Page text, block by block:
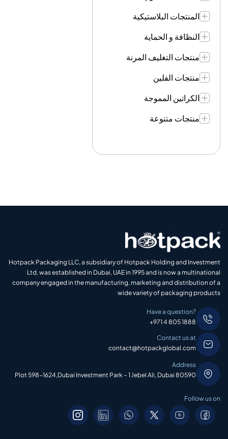
المنتجات البلاستيكية
النظافة و الحماية
منتجات التغليف المرنة
منتجات الفلين
الكراتين المموجة
منتجات متنوعة
Hotpack Packaging LLC, a subsidiary of Hotpack Holding and Investment
Ltd, was established in Dubai, UAE in 1995 and is now a multinational
company engaged in the manufacturing, marketing and distribution of a
wide variety of packaging products
Have a question?
+971 4 805 1888
Contact us at
contact@hotpackglobal.com
Address
Plot 598-1624,Dubai Investment Park – 1 Jebel Ali, Dubai 80590
Follow us on